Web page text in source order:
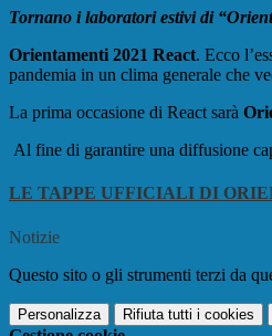
Tornano i laboratori estivi di
Orientamenti 2021 React. Ecco
pandemia in un clima generale che
La prima occasione di React sarà
Al fine di garantire una diffusione
LE TAPPE UFFICIALI DI
Notizie
Questo sito o gli strumenti terzi da
Personalizza Rifiuta tutti i cookies